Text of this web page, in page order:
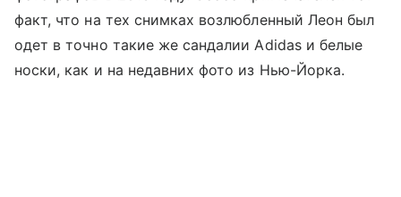
факт, что на тех снимках возлюбленный Леон был
одет в точно такие же сандалии Adidas и белые
носки, как и на недавних фото из Нью-Йорка.